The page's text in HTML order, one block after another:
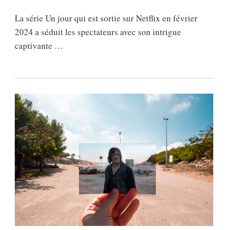
La série Un jour qui est sortie sur Netflix en février
2024 a séduit les spectateurs avec son intrigue
captivante …